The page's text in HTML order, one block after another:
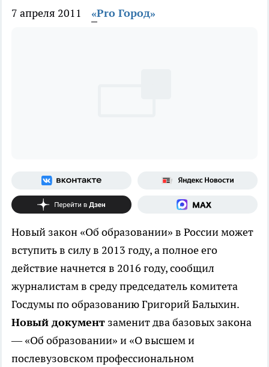
7 апреля 2011 «Pro Город»
Новый закон «Об образовании» в России может
вступить в силу в 2013 году, а полное его
действие начнется в 2016 году, сообщил
журналистам в среду председатель комитета
Госдумы по образованию Григорий Балыхин.
Новый документ заменит два базовых закона
— «Об образовании» и «О высшем и
послевузовском профессиональном